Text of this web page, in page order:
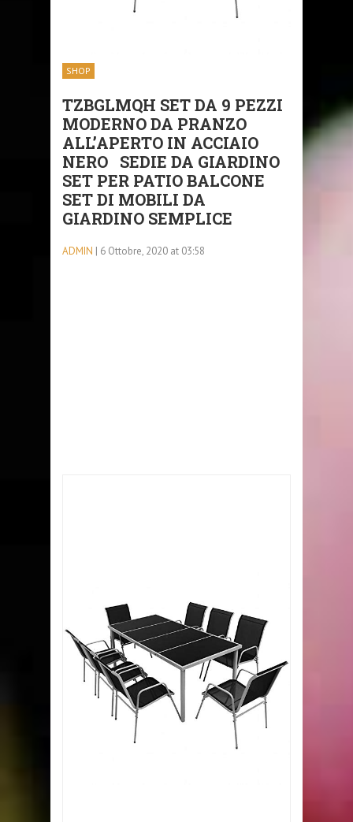
SHOP
TZBGLMQH SET DA 9 PEZZI
MODERNO DA PRANZO
ALL’APERTO IN ACCIAIO
NERO SEDIE DA GIARDINO
SET PER PATIO BALCONE
SET DI MOBILI DA
GIARDINO SEMPLICE
ADMIN | 6 Ottobre, 2020 at 03:58